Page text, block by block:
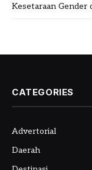
Kesetaraan Gender
CATEGORIES
Advertorial
Daerah